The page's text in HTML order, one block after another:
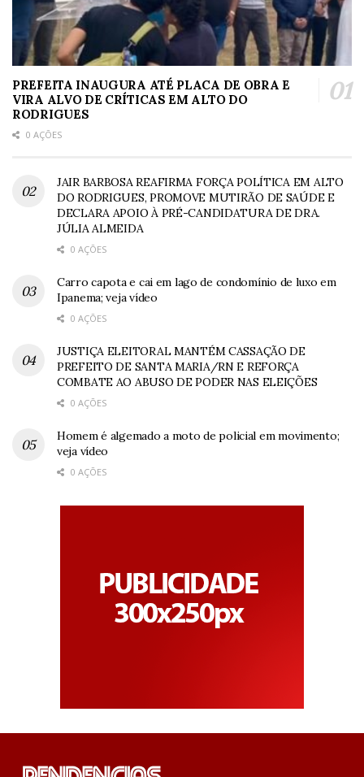
PREFEITA INAUGURA ATÉ PLACA DE OBRA E
VIRA ALVO DE CRÍTICAS EM ALTO DO
RODRIGUES
0 AÇÕES
JAIR BARBOSA REAFIRMA FORÇA POLÍTICA EM ALTO
DO RODRIGUES, PROMOVE MUTIRÃO DE SAÚDE E
DECLARA APOIO À PRÉ-CANDIDATURA DE DRA.
JÚLIA ALMEIDA
0 AÇÕES
Carro capota e cai em lago de condomínio de luxo em
Ipanema; veja vídeo
0 AÇÕES
JUSTIÇA ELEITORAL MANTÉM CASSAÇÃO DE
PREFEITO DE SANTA MARIA/RN E REFORÇA
COMBATE AO ABUSO DE PODER NAS ELEIÇÕES
0 AÇÕES
Homem é algemado a moto de policial em movimento;
veja vídeo
0 AÇÕES